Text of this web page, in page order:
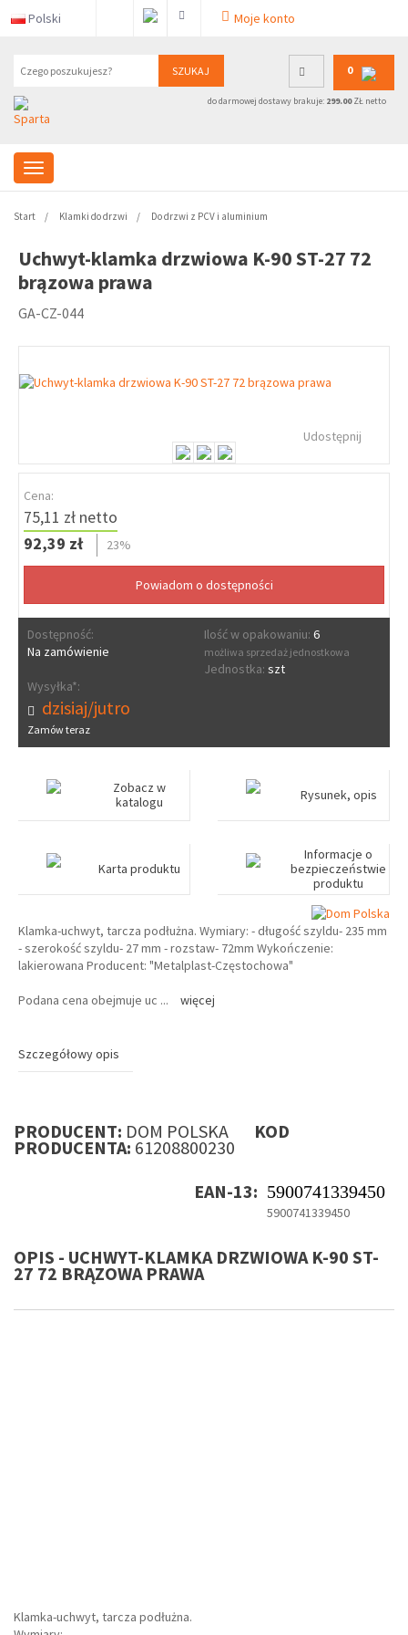
Polski Moje konto
SZUKAJ 0
do darmowej dostawy brakuje: 299.00ZŁ netto
Start Klamki do drzwi Do drzwi z PCV i aluminium
Uchwyt-klamka drzwiowa K-90 ST-27 72
brązowa prawa
GA-CZ-044
Udostępnij
Cena:
75,11 zł netto
92,39 zł
23%
Dostępność:
Na zamówienie
Ilość w opakowaniu: 6
możliwa sprzedaż jednostkowa
Jednostka: szt
Wysyłka*:
dzisiaj/jutro
Zamów teraz
Zobacz w
katalogu
Rysunek, opis
Karta produktu
Informacje o
bezpieczeństwie
produktu
Klamka-uchwyt, tarcza podłużna. Wymiary: - długość szyldu- 235 mm
- szerokość szyldu- 27 mm - rozstaw- 72mm Wykończenie:
lakierowana Producent: "Metalplast-Częstochowa"
Podana cena obejmuje uc ... więcej
Szczegółowy opis
PRODUCENT: DOM POLSKA KOD
PRODUCENTA: 61208800230
EAN-13: 5900741339450
5900741339450
OPIS - UCHWYT-KLAMKA DRZWIOWA K-90 ST-
27 72 BRĄZOWA PRAWA
Klamka-uchwyt, tarcza podłużna.